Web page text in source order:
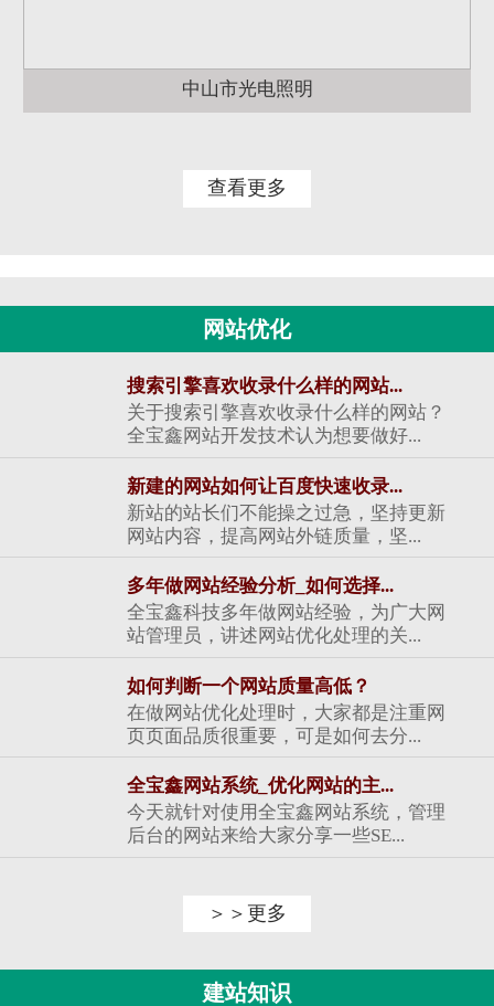
中山市光电照明
查看更多
网站优化
搜索引擎喜欢收录什么样的网站...
关于搜索引擎喜欢收录什么样的网站？
全宝鑫网站开发技术认为想要做好...
新建的网站如何让百度快速收录...
新站的站长们不能操之过急，坚持更新
网站内容，提高网站外链质量，坚...
多年做网站经验分析_如何选择...
全宝鑫科技多年做网站经验，为广大网
站管理员，讲述网站优化处理的关...
如何判断一个网站质量高低？
在做网站优化处理时，大家都是注重网
页页面品质很重要，可是如何去分...
全宝鑫网站系统_优化网站的主...
今天就针对使用全宝鑫网站系统，管理
后台的网站来给大家分享一些SE...
＞＞更多
建站知识